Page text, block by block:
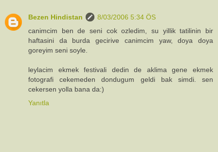
Bezen Hindistan
8/03/2006 5:34 ÖS
canimcim ben de seni cok ozledim, su yillik tatilinin bir
haftasini da burda gecirive canimcim yaw, doya doya
goreyim seni soyle.
leylacim ekmek festivali dedin de aklima gene ekmek
fotografi cekemeden dondugum geldi bak simdi. sen
cekersen yolla bana da:)
Yanıtla